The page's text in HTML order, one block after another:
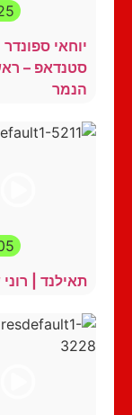
יוחאי ספונדר
סטנדאפ –
הנמר
תאילנד |